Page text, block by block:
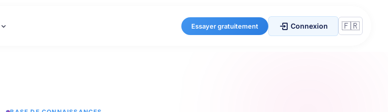
Essayer gratuitement Connexion